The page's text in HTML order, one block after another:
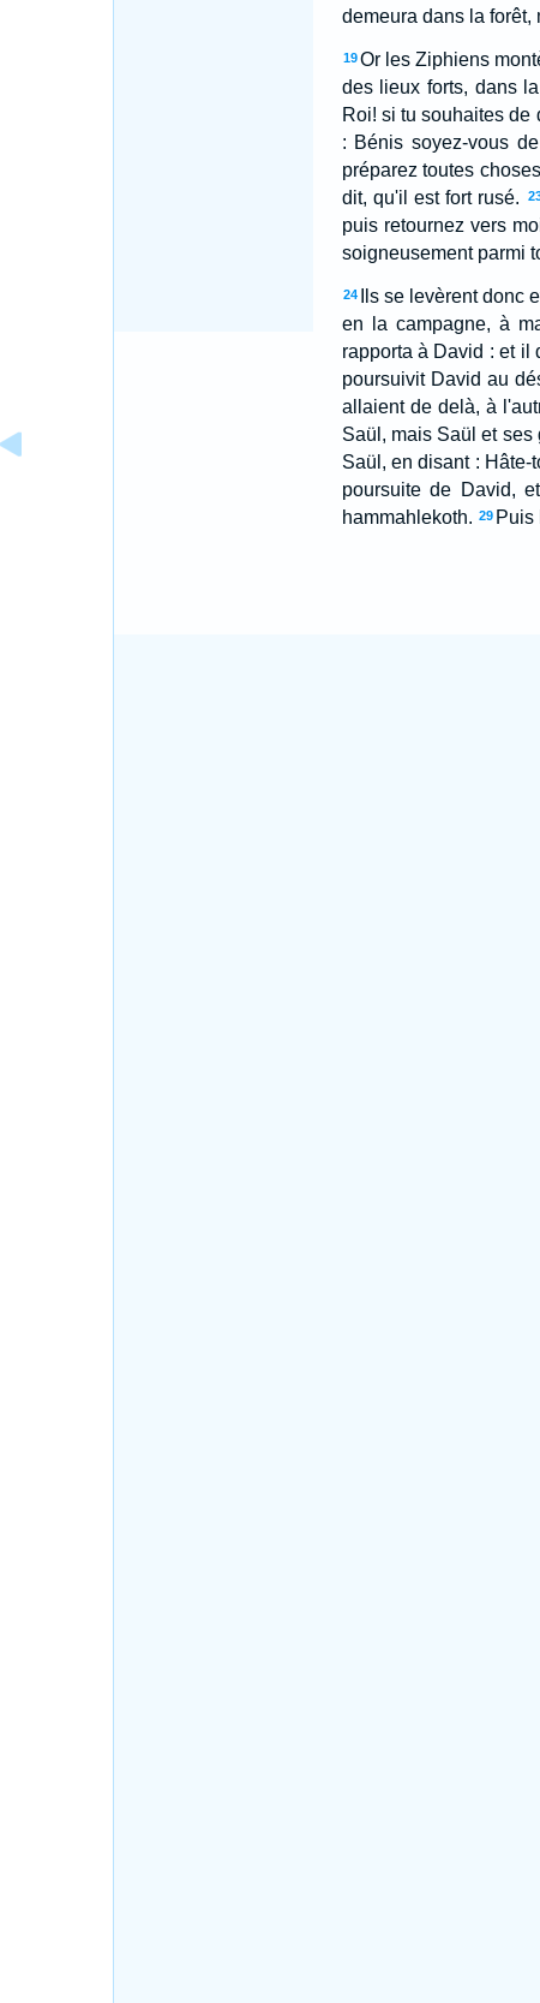
demeura dans la forêt,
19 Or les Ziphiens
des lieux forts, dans
Roi! si tu souhaites de
: Bénis soyez-vous
préparez toutes
dit, qu'il est fort rusé.
puis retournez vers
soigneusement parmi
24
Ils se levèrent donc
en la campagne, à
rapporta à David : et il
poursuivit David au
allaient de delà, à
Saül, mais Saül et
Saül, en disant :
poursuite de David,
hammahlekoth. 29 Puis